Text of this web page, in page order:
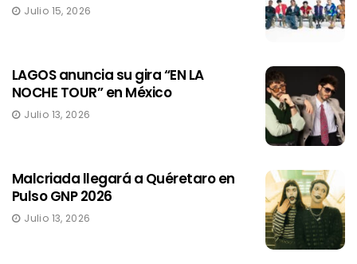
Julio 15, 2026
LAGOS anuncia su gira “EN LA
NOCHE TOUR” en México
Julio 13, 2026
Malcriada llegará a Quéretaro en
Pulso GNP 2026
Julio 13, 2026